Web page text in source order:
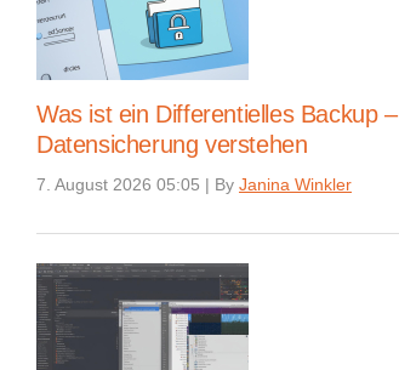
Was ist ein Differentielles Backup –
Datensicherung verstehen
7. August 2026 05:05 | By Janina Winkler